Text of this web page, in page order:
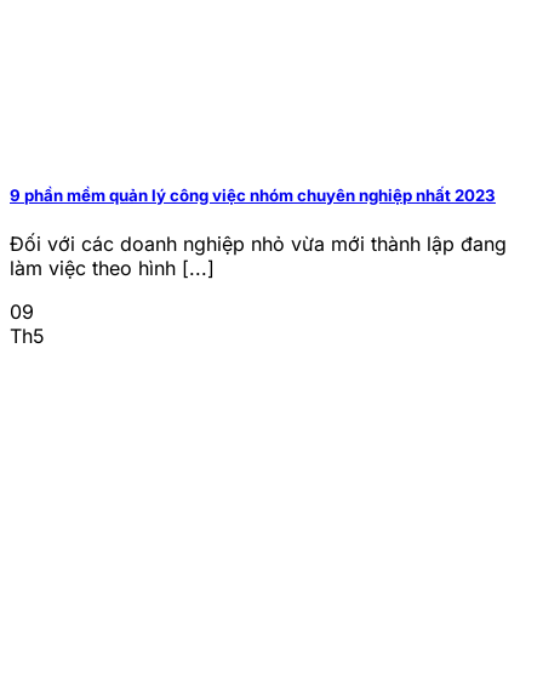
9 phần mềm quản lý công việc nhóm chuyên nghiệp nhất 2023
Đối với các doanh nghiệp nhỏ vừa mới thành lập đang
làm việc theo hình [...]
09
Th5